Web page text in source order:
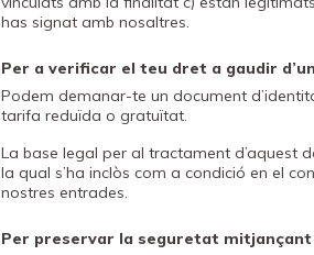
has signat amb nosaltres.
Per a verificar el teu dret a gaudir
Podem demanar-te un document
tarifa reduïda o gratuïtat.
La base legal per al tractament d’aquest
la qual s’ha inclòs com a condició en el
nostres entrades.
Per preservar la seguretat mitjançant